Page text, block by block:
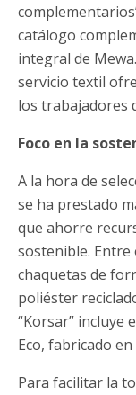
catálogo
integral de
servicio textil
los trabajadores
Foco en la
A la hora de
se ha prestado
que ahorre
sostenible. Entre
chaquetas de
poliéster
“Korsar” incluye
Eco, fabricado
Para facilitar la